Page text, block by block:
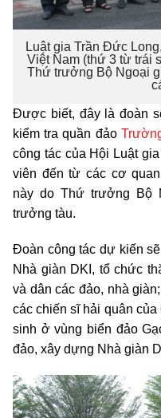
Luật gia Trần Đức
Việt Nam (thứ 3 từ trái
Thứ trưởng Bộ Ngoại
Được biết, đây là đoàn
kiểm tra quần đảo
công tác của Hội Luật
viên đến từ các cơ
này do Thứ trưởng Bộ
trưởng tàu.
Đoàn công tác dự kiến
Nhà giàn DKI, tổ chức
và dân các đảo, nhà
các chiến sĩ hải quân
sinh ở vùng biển đảo
đảo, xây dựng Nhà giàn